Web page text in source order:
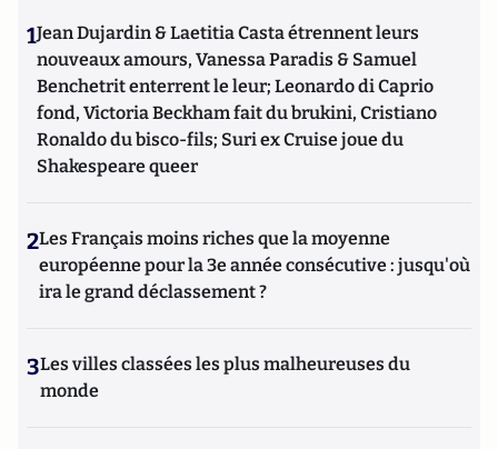
1Jean Dujardin & Laetitia Casta étrennent leurs
nouveaux amours, Vanessa Paradis & Samuel
Benchetrit enterrent le leur; Leonardo di Caprio
fond, Victoria Beckham fait du brukini, Cristiano
Ronaldo du bisco-fils; Suri ex Cruise joue du
Shakespeare queer
2Les Français moins riches que la moyenne
européenne pour la 3e année consécutive : jusqu'où
ira le grand déclassement ?
3Les villes classées les plus malheureuses du
monde